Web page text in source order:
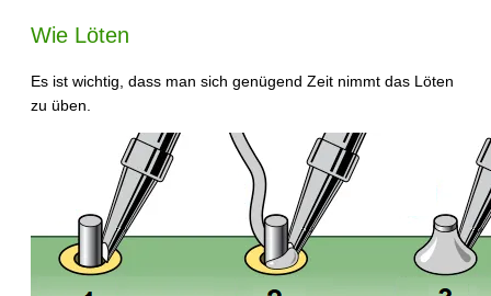
Wie Löten
Es ist wichtig, dass man sich genügend Zeit nimmt das Löten
zu üben.